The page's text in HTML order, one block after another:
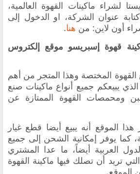
لشراء ماكينات القهوة العالمية،
عنوان الشركة، او الدخول إلى
أون لاين: من هنا.
قهوة إسبريسو موقع إلكتروس
المختصة وهذا المتجر من أهم
الذي يبيعكم جميع أنواع ماكينات صنع
ومحمصات القهوة الممتازة عن
الموقع أنه يبيع أيضا قطع غيار
كما يوفر إمكانية الشحن إلى جميع
العربية أيضاً، ما عدا المشتري
تريد أن تصلك فيها ماكينة القهوة
الموقع.